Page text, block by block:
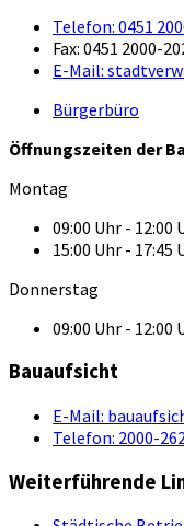
Telefon: 0451
Fax: 0451 2000-
E-Mail:
Bürgerbüro
Öffnungszeiten der
Montag
09:00 Uhr - 12:00
15:00 Uhr - 17:45
Donnerstag
09:00 Uhr - 12:00
Bauaufsicht
E-Mail:
Telefon: 2000-
Weiterführende